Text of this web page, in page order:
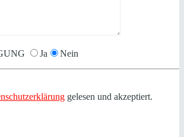
Ja Nein
gelesen und akzeptiert.